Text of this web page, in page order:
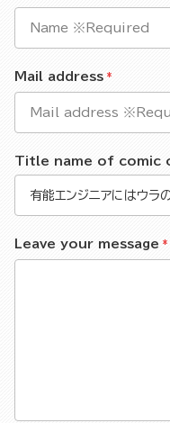
Mail address
Title name of comic
Leave your message